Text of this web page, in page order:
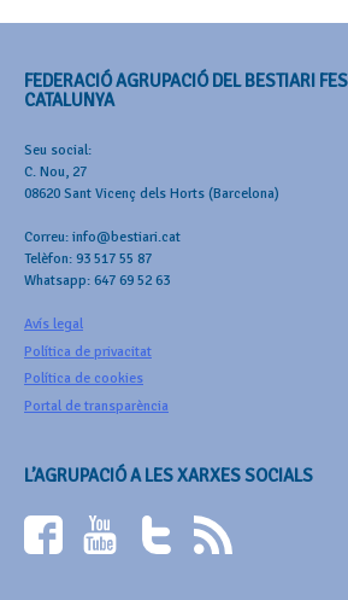
FEDERACIÓ AGRUPACIÓ DEL BESTIARI
CATALUNYA
Seu social:
C. Nou, 27
08620 Sant Vicenç dels Horts (Barcelona)
Correu: info@bestiari.cat
Telèfon: 93 517 55 87
Whatsapp: 647 69 52 63
Avís legal
Política de privacitat
Política de cookies
Portal de transparència
L’AGRUPACIÓ A LES XARXES SOCIALS